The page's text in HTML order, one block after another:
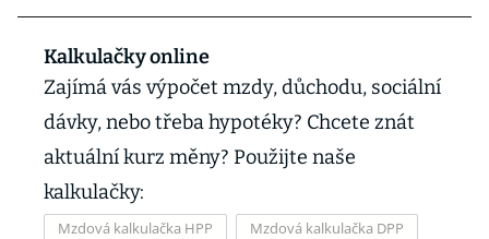
Kalkulačky online
Zajímá vás výpočet mzdy, důchodu, sociální
dávky, nebo třeba hypotéky? Chcete znát
aktuální kurz měny? Použijte naše
kalkulačky:
Mzdová kalkulačka HPP Mzdová kalkulačka DPP